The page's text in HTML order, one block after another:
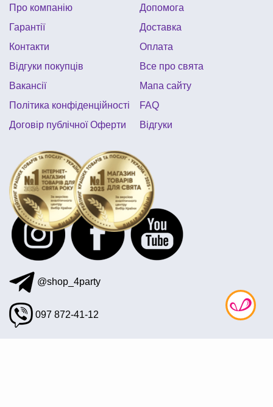
хлопавка
квест бокс
день народження в стилі пірат
Про компанію
Гарантії
Контакти
Відгуки покупців
Вакансії
Політика конфіденційності
Договір публічної Оферти
Допомога
Доставка
Оплата
Все про свята
Мапа сайту
FAQ
Відгуки
@shop_4party
097 872-41-12